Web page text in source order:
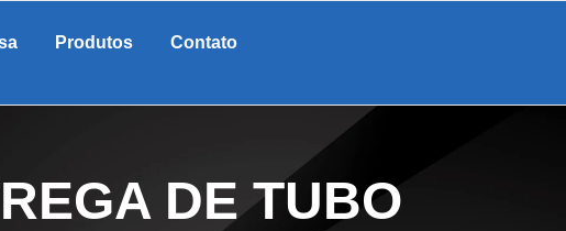
Produtos Contato
DE TUBO